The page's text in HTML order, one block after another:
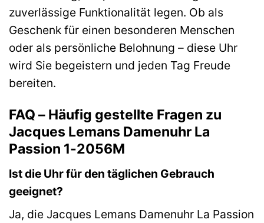
zuverlässige Funktionalität legen. Ob als
Geschenk für einen besonderen Menschen
oder als persönliche Belohnung – diese Uhr
wird Sie begeistern und jeden Tag Freude
bereiten.
FAQ – Häufig gestellte Fragen zu
Jacques Lemans Damenuhr La
Passion 1-2056M
Ist die Uhr für den täglichen Gebrauch
geeignet?
Ja, die Jacques Lemans Damenuhr La Passion